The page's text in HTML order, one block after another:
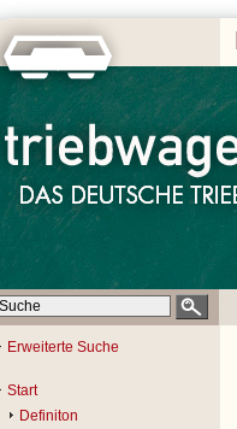
Erweiterte Suche
Start
Definiton